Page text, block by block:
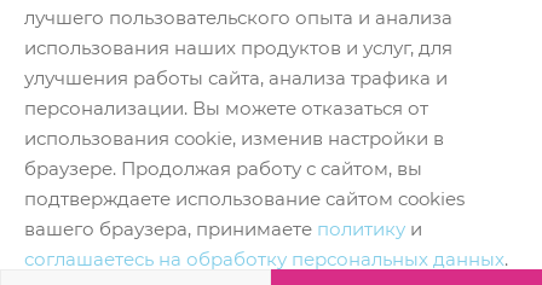
лучшего пользовательского опыта и анализа
использования наших продуктов и услуг, для
улучшения работы сайта, анализа трафика и
персонализации. Вы можете отказаться от
использования cookie, изменив настройки в
браузере. Продолжая работу с сайтом, вы
подтверждаете использование сайтом cookies
вашего браузера, принимаете политику и
соглашаетесь на обработку персональных данных.